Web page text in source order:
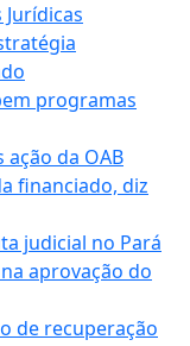
programas
da OAB
financiado, diz
judicial no Pará
aprovação do
de recuperação